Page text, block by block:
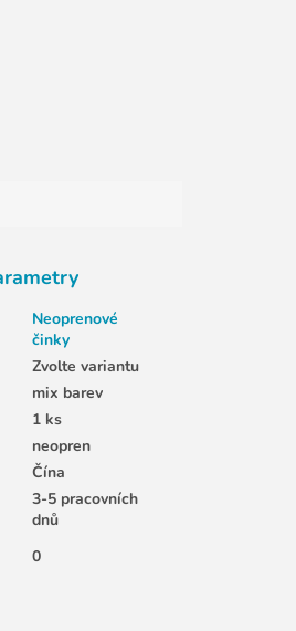
Neoprenové
činky
Zvolte variantu
mix barev
1 ks
neopren
Čína
3-5 pracovních
dnů
0